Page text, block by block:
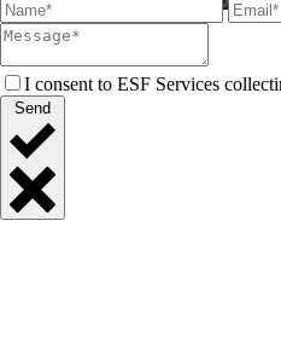
I consent to ESF Services
Send